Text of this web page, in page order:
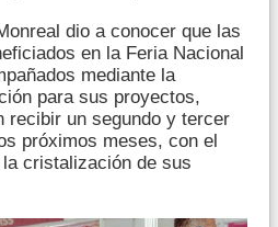
dio a conocer que las
en la Feria Nacional
mediante la
para sus proyectos,
recibir un segundo y tercer
próximos meses, con el
cristalización de sus